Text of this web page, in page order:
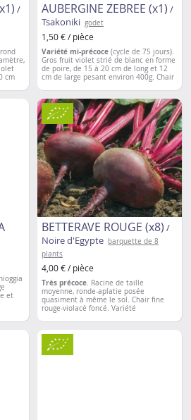
/
cm
50
AUBERGINE ZEBREE (x1) /
Tsakoniki godet
1,50 € / pièce
Variété mi-précoce (cycle de 75 jours).
Gros fruit violet strié de blanc en forme
de poire, de 15 à 20 cm de long et 12
cm de large pesant environ 400g. Chair
de Grèce. (cycle de 75 jours
Espacement entre les plantations: 50 à
70 cm
et
BETTERAVE ROUGE (x8) /
Noire d'Egypte barquette de 8
plants
4,00 € / pièce
Très précoce. Racine de taille
moyenne, ronde-aplatie posée
quasiment à même le sol. Chair fine
rouge-violacé foncé. Variété
excellente en période hivernale.
Espacement entre les plantations
20cm